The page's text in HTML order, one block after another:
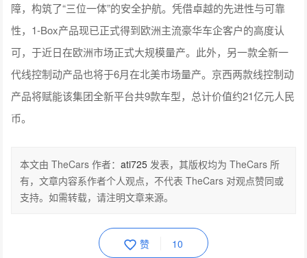
障，构筑了“三位一体”的安全护航。凭借卓越的先进性与可靠
性，1-Box产品现已正式得到欧洲主流豪华车企客户的高度认
可，于近日在欧洲市场正式大规模量产。此外，另一款全新一
代线控制动产品也将于6月在北美市场量产。京西两款线控制动
产品将赋能该集团全新平台共9款车型，总计价值约21亿元人民
币。
本文由 TheCars 作者：ati725 发表，其版权均为 TheCars 所
有，文章内容系作者个人观点，不代表 TheCars 对观点赞同或
支持。如需转载，请注明文章来源。
赞 10